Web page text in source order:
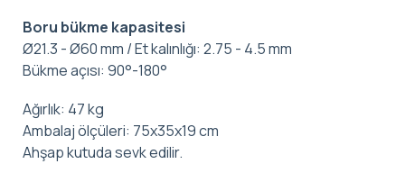
Boru bükme kapasitesi
Ø21.3 - Ø60 mm / Et kalınlığı: 2.75 - 4.5 mm
Bükme açısı: 90°-180°
Ağırlık: 47 kg
Ambalaj ölçüleri: 75x35x19 cm
Ahşap kutuda sevk edilir.